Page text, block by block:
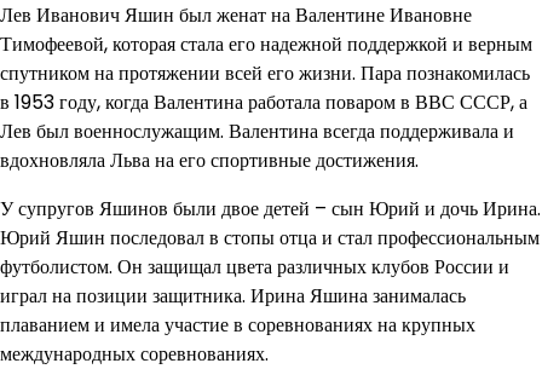
Лев Иванович Яшин был женат на Валентине Ивановне
Тимофеевой, которая стала его надежной поддержкой и верным
спутником на протяжении всей его жизни. Пара познакомилась
в 1953 году, когда Валентина работала поваром в ВВС СССР, а
Лев был военнослужащим. Валентина всегда поддерживала и
вдохновляла Льва на его спортивные достижения.
У супругов Яшинов были двое детей – сын Юрий и дочь Ирина.
Юрий Яшин последовал в стопы отца и стал профессиональным
футболистом. Он защищал цвета различных клубов России и
играл на позиции защитника. Ирина Яшина занималась
плаванием и имела участие в соревнованиях на крупных
международных соревнованиях.